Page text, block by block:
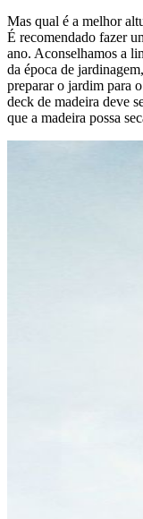
Mas qual é a melhor
É recomendado fazer
ano. Aconselhamos a
da época de
preparar o jardim para
deck de madeira deve
que a madeira possa